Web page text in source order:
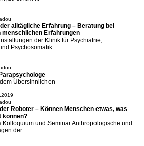
alltägliche Erfahrung – Beratung bei
menschlichen Erfahrungen
der Klinik für Psychiatrie,
Psychosomatik
Übersinnlichen
Roboter – Können Menschen etwas, was
können?
Kolloquium und Seminar Anthropologische und
der...